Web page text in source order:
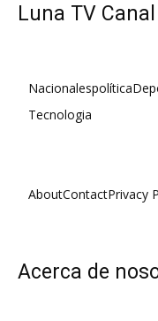
Luna TV
Nacionalespolítica
Tecnologia
AboutContactPrivacy
Acerca de